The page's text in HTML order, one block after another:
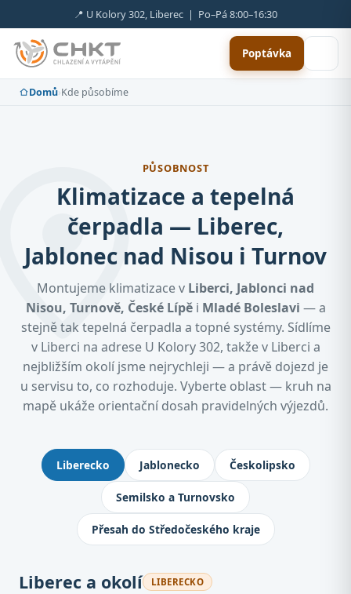
📍 U Kolory 302, Liberec | Po–Pá 8:00–16:30
Poptávka
Domů›Kde působíme
PŮSOBNOST
Klimatizace a tepelná
čerpadla — Liberec,
Jablonec nad Nisou i Turnov
Montujeme klimatizace v Liberci, Jablonci nad
Nisou, Turnově, České Lípěi Mladé Boleslavi — a
stejně tak tepelná čerpadla a topné systémy. Sídlíme
v Liberci na adrese U Kolory 302, takže v Liberci a
nejbližším okolí jsme nejrychleji — a právě dojezd je
u servisu to, co rozhoduje. Vyberte oblast — kruh na
mapě ukáže orientační dosah pravidelných výjezdů.
Kde montujeme klimatizace:
Liberecko Jablonecko Českolipsko
Semilsko a Turnovsko
Přesah do Středočeského kraje
Liberec a okolí LIBERECKO